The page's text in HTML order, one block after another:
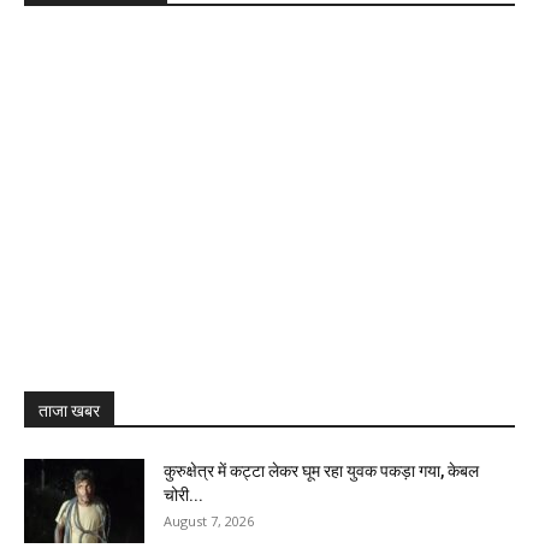
ताजा खबर
कुरुक्षेत्र में कट्टा लेकर घूम रहा युवक पकड़ा गया, केबल
चोरी...
August 7, 2026